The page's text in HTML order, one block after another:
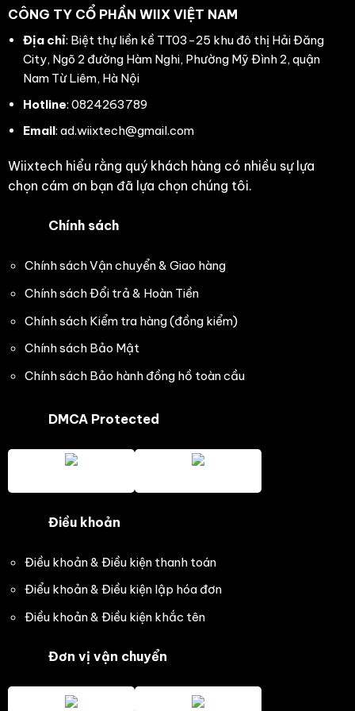
CÔNG TY CỔ PHẦN WIIX VIỆT NAM
Địa chỉ: Biệt thự liền kề TT03-25 khu đô thị Hải Đăng
City, Ngõ 2 đường Hàm Nghi, Phường Mỹ Đình 2, quận
Nam Từ Liêm, Hà Nội
Hotline: 0824263789
Email: ad.wiixtech@gmail.com
Wiixtech hiểu rằng quý khách hàng có nhiều sự lựa
chọn cám ơn bạn đã lựa chọn chúng tôi.
Chính sách
Chính sách Vận chuyển & Giao hàng
Chính sách Đổi trả & Hoàn Tiền
Chính sách Kiểm tra hàng (đồng kiểm)
Chính sách Bảo Mật
Chính sách Bảo hành đồng hồ toàn cầu
DMCA Protected
Điều khoản
Điều khoản & Điều kiện thanh toán
Điểu khoản & Điều kiện lập hóa đơn
Điều khoản & Điều kiện khắc tên
Đơn vị vận chuyển